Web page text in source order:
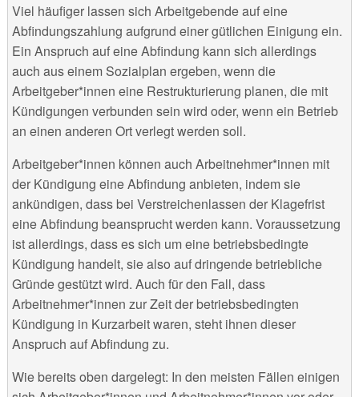
Viel häufiger lassen sich Arbeitgebende auf eine
Abfindungszahlung aufgrund einer gütlichen Einigung ein.
Ein Anspruch auf eine Abfindung kann sich allerdings
auch aus einem Sozialplan ergeben, wenn die
Arbeitgeber*innen eine Restrukturierung planen, die mit
Kündigungen verbunden sein wird oder, wenn ein Betrieb
an einen anderen Ort verlegt werden soll.
Arbeitgeber*innen können auch Arbeitnehmer*innen mit
der Kündigung eine Abfindung anbieten, indem sie
ankündigen, dass bei Verstreichenlassen der Klagefrist
eine Abfindung beansprucht werden kann. Voraussetzung
ist allerdings, dass es sich um eine betriebsbedingte
Kündigung handelt, sie also auf dringende betriebliche
Gründe gestützt wird. Auch für den Fall, dass
Arbeitnehmer*innen zur Zeit der betriebsbedingten
Kündigung in Kurzarbeit waren, steht ihnen dieser
Anspruch auf Abfindung zu.
Wie bereits oben dargelegt: In den meisten Fällen einigen